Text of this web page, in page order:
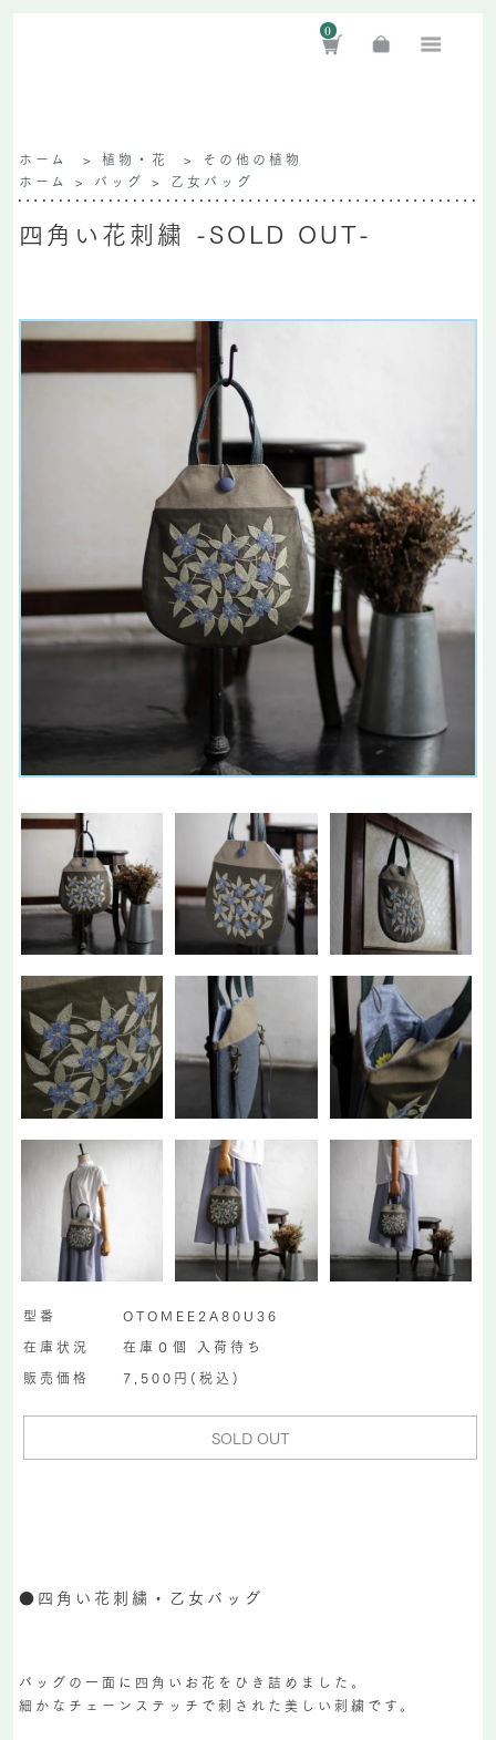
0
ホーム > 植物・花 >
その他の植物
ホーム > バッグ > 乙女バッグ
四角い花刺繍 -SOLD OUT-
型番
OTOMEE2A80U36
在庫状況
在庫０個 入荷待ち
販売価格
7,500円(税込)
SOLD OUT
●四角い花刺繍・乙女バッグ
バッグの一面に四角いお花をひき詰めました。
細かなチェーンステッチで刺された美しい刺繍です。